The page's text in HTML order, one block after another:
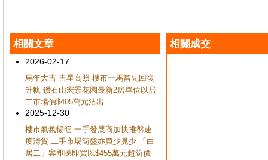
相關文章
2026-02-17
馬年大吉 吉星高照 樓市一馬當先回復
升軌 鑽石山宏景花園最新2房單位以居
二市場價$405萬元沽出
2025-12-30
樓市氣氛暢旺 一手發展商加快推盤速
度清貨 二手市場筍盤亦買少見少 「白
居二」客即睇即買以$455萬元超筍價
相關成交